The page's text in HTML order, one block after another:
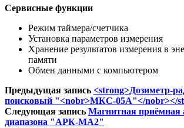
Сервисные функции
Режим таймера/счетчика
Установка параметров измерения
Хранение результатов измерения в
памяти
Обмен данными с компьютером
Предыдущая запись <strong>Дозиметр-
поисковый "<nobr>МКС-05А"</nobr></
Следующая запись Магнитная приёмная
диапазона "АРК-МА2"